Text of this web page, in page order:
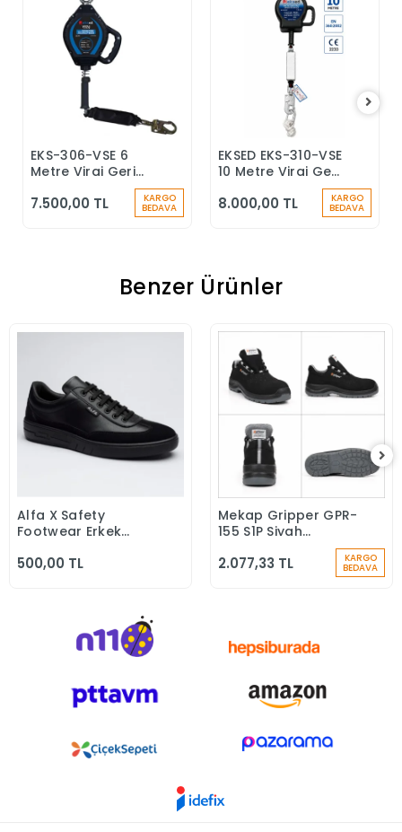
Sepete Ekle
EKS-306-VSE 6
Metre Viraj Geri
Durdurucu Keskin
7.500,00 TL KARGO
BEDAVA
Sepete Ekle
EKSED EKS-310-VSE
10 Metre Viraj Geri
Durdurucu
8.000,00 TL KARGO
BEDAVA
Benzer Ürünler
Sepete Ekle
Alfa X Safety
Footwear Erkek
Ayakkabı
500,00 TL
Sepete Ekle
Mekap Gripper GPR-
155 S1P Siyah
Microfiber Kompozit
Iş Güvenlik
2.077,33 TL KARGO
BEDAVA